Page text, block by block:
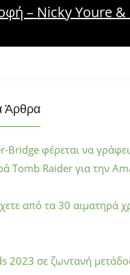
– Nicky Youre &
Άρθρα
Bridge φέρεται να
Tomb Raider για την
από τα 30 αιματηρά
2023 σε ζωντανή